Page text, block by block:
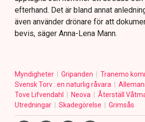
efterhand. Det är bland annat
även använder drönare för att
bevis, säger Anna-Lena Mann.
Myndigheter Gripanden Tranemo
Svensk Torv : en naturlig råvara
Tove Lifvendahl
Neova Återställ
Utredningar
Skadegörelse Grimsås